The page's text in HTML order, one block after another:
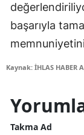
başarıyla
Kaynak: İHLAS HABER
Takma Ad